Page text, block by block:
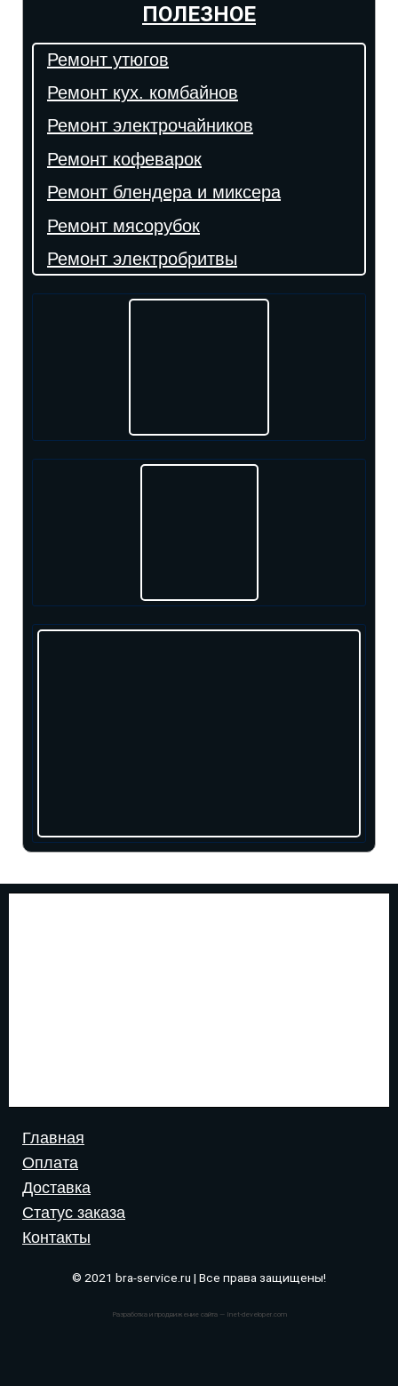
ПОЛЕЗНОЕ
Ремонт утюгов
Ремонт кух. комбайнов
Ремонт электрочайников
Ремонт кофеварок
Ремонт блендера и миксера
Ремонт мясорубок
Ремонт электробритвы
Главная
Оплата
Доставка
Статус заказа
Контакты
© 2021 bra-service.ru | Все права защищены!
Разработка и продвижение сайта — Inet-developer.com